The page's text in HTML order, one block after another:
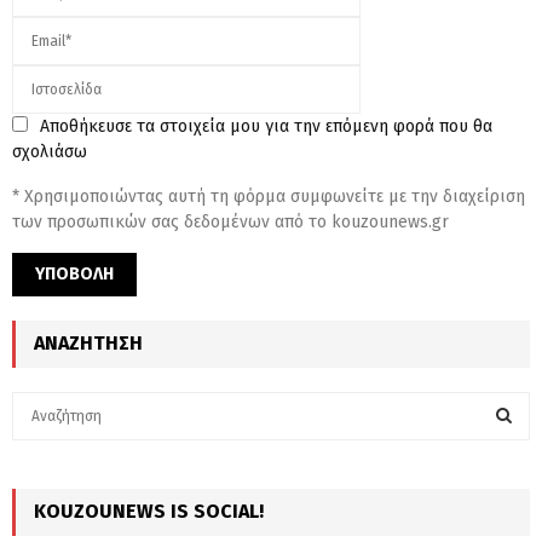
Αποθήκευσε τα στοιχεία μου για την επόμενη φορά που θα
σχολιάσω
* Χρησιμοποιώντας αυτή τη φόρμα συμφωνείτε με την διαχείριση
των προσωπικών σας δεδομένων από το kouzounews.gr
ΑΝΑΖΉΤΗΣΗ
h
KOUZOUNEWS IS SOCIAL!